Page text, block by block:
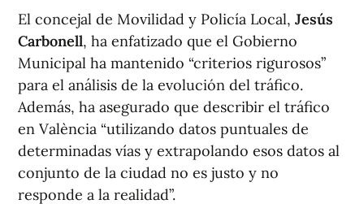
El concejal de Movilidad y Policía Local, Jesús
Carbonell, ha enfatizado que el Gobierno
Municipal ha mantenido “criterios rigurosos”
para el análisis de la evolución del tráfico.
Además, ha asegurado que describir el tráfico
en València “utilizando datos puntuales de
determinadas vías y extrapolando esos datos al
conjunto de la ciudad no es justo y no
responde a la realidad”.